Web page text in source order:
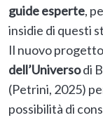
guide esperte,
insidie di questi
Il nuovo
dell’Universodi
(Petrini, 2025)
possibilità di